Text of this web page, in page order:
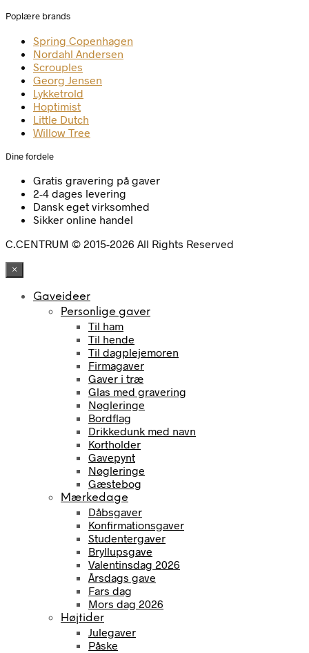
Poplære brands
Spring Copenhagen
Nordahl Andersen
Scrouples
Georg Jensen
Lykketrold
Hoptimist
Little Dutch
Willow Tree
Dine fordele
Gratis gravering på gaver
2-4 dages levering
Dansk eget virksomhed
Sikker online handel
C.CENTRUM © 2015-2026 All Rights Reserved
×
Gaveideer
Personlige gaver
Til ham
Til hende
Til dagplejemoren
Firmagaver
Gaver i træ
Glas med gravering
Nøgleringe
Bordflag
Drikkedunk med navn
Kortholder
Gavepynt
Nøgleringe
Gæstebog
Mærkedage
Dåbsgaver
Konfirmationsgaver
Studentergaver
Bryllupsgave
Valentinsdag 2026
Årsdags gave
Fars dag
Mors dag 2026
Højtider
Julegaver
Påske